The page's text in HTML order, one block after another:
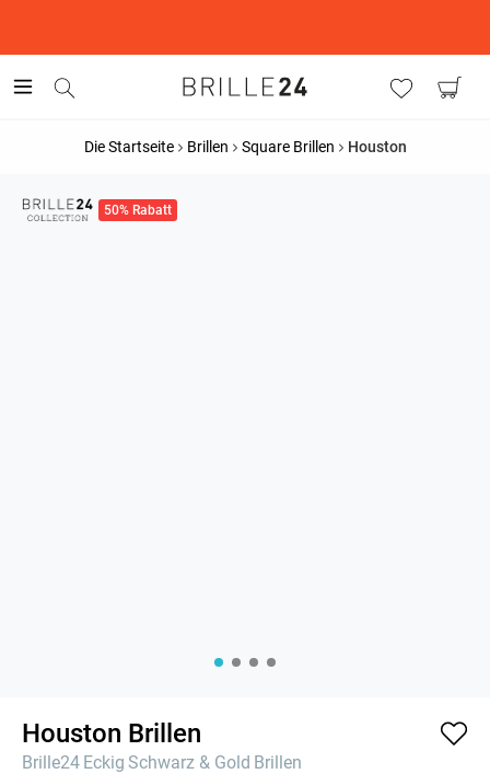
Die Startseite Brillen Square Brillen Houston
50% Rabatt
Houston Brillen
Brille24 Eckig Schwarz & Gold Brillen